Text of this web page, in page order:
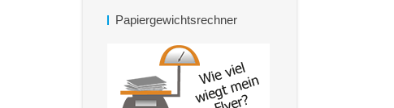
Papiergewichtsrechner